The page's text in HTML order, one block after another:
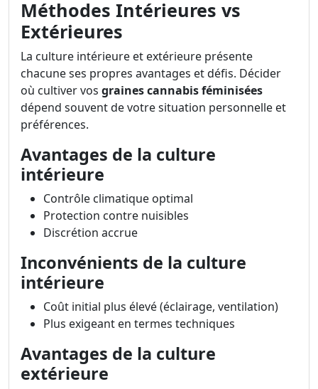
Méthodes Intérieures vs
Extérieures
La culture intérieure et extérieure présente
chacune ses propres avantages et défis. Décider
où cultiver vos graines cannabis féminisées
dépend souvent de votre situation personnelle et
préférences.
Avantages de la culture
intérieure
Contrôle climatique optimal
Protection contre nuisibles
Discrétion accrue
Inconvénients de la culture
intérieure
Coût initial plus élevé (éclairage, ventilation)
Plus exigeant en termes techniques
Avantages de la culture
extérieure